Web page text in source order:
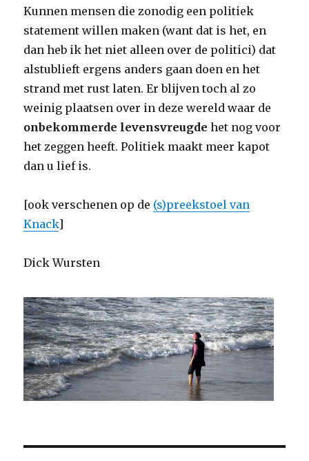
Kunnen mensen die zonodig een politiek
statement willen maken (want dat is het, en
dan heb ik het niet alleen over de politici) dat
alstublieft ergens anders gaan doen en het
strand met rust laten. Er blijven toch al zo
weinig plaatsen over in deze wereld waar de
onbekommerde levensvreugde het nog voor
het zeggen heeft. Politiek maakt meer kapot
dan u lief is.
[ook verschenen op de (s)preekstoel van
Knack]
Dick Wursten